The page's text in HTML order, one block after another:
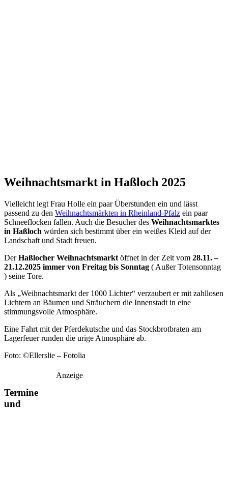
Weihnachtsmarkt in Haßloch 2025
Vielleicht legt Frau Holle ein paar Überstunden ein und lässt
passend zu den Weihnachtsmärkten in Rheinland-Pfalz ein paar
Schneeflocken fallen. Auch die Besucher des Weihnachtsmarktes
in Haßloch würden sich bestimmt über ein weißes Kleid auf der
Landschaft und Stadt freuen.
DerHaßlocher Weihnachtsmarkt öffnet in der Zeit vom 28.11. –
21.12.2025 immer von Freitag bis Sonntag ( Außer Totensonntag
) seine Tore.
Als „Weihnachtsmarkt der 1000 Lichter“ verzaubert er mit zahllosen
Lichtern an Bäumen und Sträuchern die Innenstadt in eine
stimmungsvolle Atmosphäre.
Eine Fahrt mit der Pferdekutsche und das Stockbrotbraten am
Lagerfeuer runden die urige Atmosphäre ab.
Foto: ©Ellerslie – Fotolia
Anzeige
Termine
und